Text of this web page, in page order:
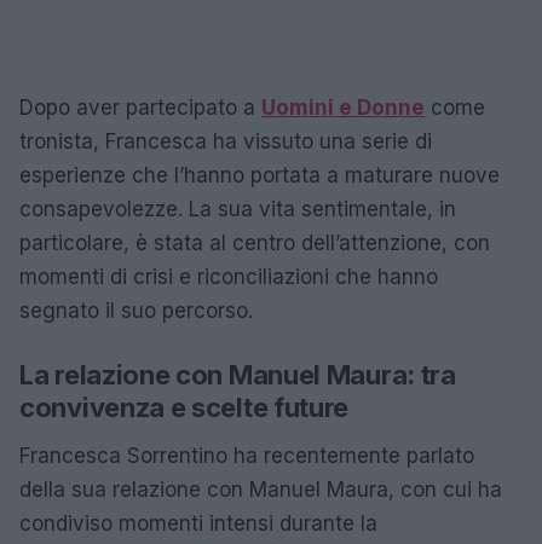
Dopo aver partecipato a Uomini e Donne come
tronista, Francesca ha vissuto una serie di
esperienze che l’hanno portata a maturare nuove
consapevolezze. La sua vita sentimentale, in
particolare, è stata al centro dell’attenzione, con
momenti di crisi e riconciliazioni che hanno
segnato il suo percorso.
La relazione con Manuel Maura: tra
convivenza e scelte future
Francesca Sorrentino ha recentemente parlato
della sua relazione con Manuel Maura, con cui ha
condiviso momenti intensi durante la